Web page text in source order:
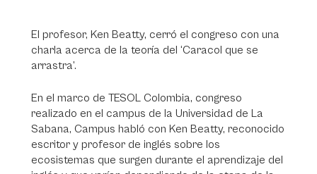
El profesor, Ken Beatty, cerró el congreso con una
charla acerca de la teoría del ‘Caracol que se
arrastra’.
En el marco de TESOL Colombia, congreso
realizado en el campus de la Universidad de La
Sabana, Campus habló con Ken Beatty, reconocido
escritor y profesor de inglés sobre los
ecosistemas que surgen durante el aprendizaje del